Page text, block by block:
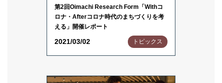
第2回Oimachi Research Form「Withコ
ロナ・Afterコロナ時代のまちづくりを考
える」開催レポート
2021/03/02 トピックス